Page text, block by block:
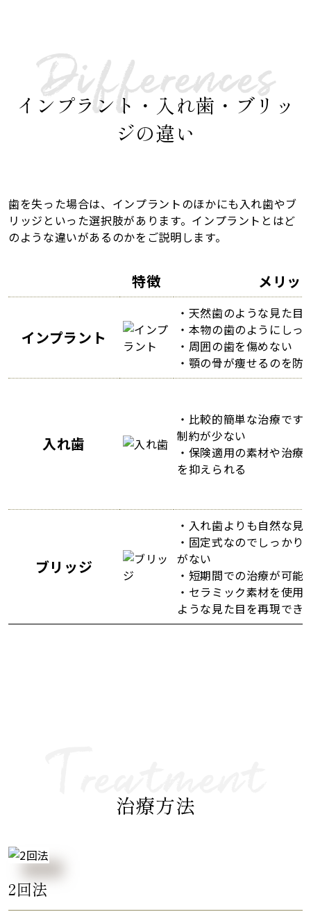
インプラント・入れ歯・ブリッ
ジの違い
歯を失った場合は、インプラントのほかにも入れ歯やブ
リッジといった選択肢があります。インプラントとはど
のような違いがあるのかをご説明します。
特徴 メリッ
インプラント
・天然歯のような見た目
・本物の歯のようにしっ
・周囲の歯を傷めない
・顎の骨が痩せるのを防
入れ歯
・比較的簡単な治療です
制約が少ない
・保険適用の素材や治療
を抑えられる
ブリッジ
・入れ歯よりも自然な見
・固定式なのでしっかり
がない
・短期間での治療が可能
・セラミック素材を使用
ような見た目を再現でき
治療方法
2回法